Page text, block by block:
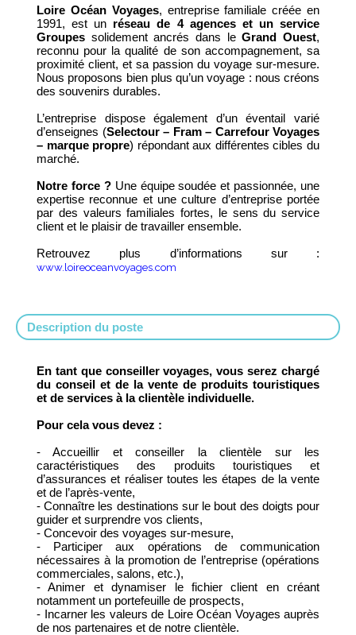
Loire Océan Voyages, entreprise familiale créée en
1991, est un réseau de 4 agences et un service
Groupes solidement ancrés dans leGrand Ouest,
reconnu pour la qualité de son accompagnement, sa
proximité client, et sa passion du voyage sur-mesure.
Nous proposons bien plus qu’un voyage : nous créons
des souvenirs durables.
L’entreprise dispose également d’un éventail varié
d’enseignes (Selectour – Fram – Carrefour Voyages
– marque propre) répondant aux différentes cibles du
marché.
Notre force ?Une équipe soudée et passionnée, une
expertise reconnue et une culture d’entreprise portée
par des valeurs familiales fortes, le sens du service
client et le plaisir de travailler ensemble.
Retrouvez plus d’informations sur :
www.loireoceanvoyages.com
Description du poste
En tant que conseiller voyages, vous serez chargé
du conseil et de la vente de produits touristiques
et de services à la clientèle individuelle.
Pour cela vous devez :
- Accueillir et conseiller la clientèle sur les
caractéristiques des produits touristiques et
d’assurances et réaliser toutes les étapes de la vente
et de l’après-vente,
- Connaître les destinations sur le bout des doigts pour
guider et surprendre vos clients,
- Concevoir des voyages sur-mesure,
- Participer aux opérations de communication
nécessaires à la promotion de l’entreprise (opérations
commerciales, salons, etc.),
- Animer et dynamiser le fichier client en créant
notamment un portefeuille de prospects,
- Incarner les valeurs de Loire Océan Voyages auprès
de nos partenaires et de notre clientèle.